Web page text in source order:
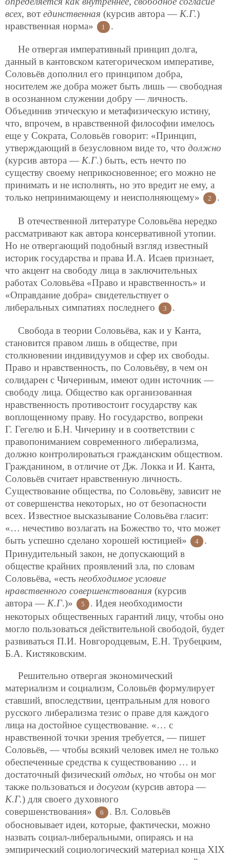
всех, вот единственная (курсив автора — К.Г.)
нравственная норма»
1 .
Не отвергая императивный принцип долга,
данный в кантовском категорическом императиве,
Соловьёв дополнил его принципом добра,
носителем же добра может быть лишь — свободная
в осознанном служении добру — личность.
Объединив этическую и метафизическую истину,
что, впрочем, в нравственной философии имелось
еще у Сократа, Соловьёв говорит: «Принцип,
утверждающий в безусловном виде то, что должно
(курсив автора — К.Г.) быть, есть нечто по
существу своему неприкосновенное; его можно не
принимать и не исполнять, но это вредит не ему, а
только непринимающему и неисполняющему»
2 .
В отечественной литературе Соловьёва нередко
рассматривают как автора консервативной утопии.
Но не отвергающий подобный взгляд известный
историк государства и права И.А. Исаев признает,
что акцент на свободу лица в заключительных
работах Соловьёва «Право и нравственность» и
«Оправдание добра» свидетельствует о
либеральных симпатиях последнего
3 .
Свобода в теории Соловьёва, как и у Канта,
становится правом лишь в обществе, при
столкновении индивидуумов и сфер их свободы.
Право и нравственность, по Соловьёву, в чем он
солидарен с Чичериным, имеют один источник —
свободу лица. Общество как организованная
нравственность противостоит государству как
воплощенному праву. Но государство, вопреки
Г. Гегелю и Б.Н. Чичерину и в соответствии с
правопониманием современного либерализма,
должно контролироваться гражданским обществом.
Гражданином, в отличие от Дж. Локка и И. Канта,
Соловьёв считает нравственную личность.
Существование общества, по Соловьёву, зависит не
от совершенства некоторых, но от безопасности
всех. Известное высказывание Соловьёва гласит:
«… нечестиво возлагать на Божество то, что может
быть успешно сделано хорошей юстицией»
4
.
Принудительный закон, не допускающий в
обществе крайних проявлений зла, по словам
Соловьёва, «есть необходимое условие
нравственного совершенствования (курсив
автора — К.Г.)» 5
. Идея необходимости
некоторых общественных гарантий лицу, чтобы оно
могло пользоваться действительной свободой, будет
развиваться П.И. Новгородцевым, Е.Н. Трубецким,
Б.А. Кистяковским.
Решительно отвергая экономический
материализм и социализм, Соловьёв формулирует
ставший, впоследствии, центральным для нового
русского либерализма тезис о праве для каждого
лица на достойное существование. «… с
нравственной точки зрения требуется, — пишет
Соловьёв, — чтобы всякий человек имел не только
обеспеченные средства к существованию … и
достаточный физический отдых, но чтобы он мог
также пользоваться и досугом (курсив автора —
К.Г.) для своего духовного
совершенствования»
6
. Вл. Соловьёв
обосновывает идеи, которые, фактически, можно
назвать социал-либеральными, опираясь и на
эмпирический социологический материал конца XIX